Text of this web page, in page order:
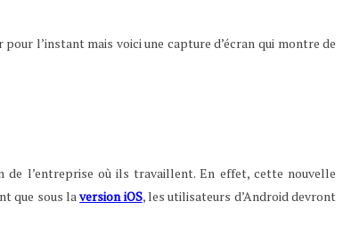
l’instant mais voici une capture d’écran qui montre de
l’entreprise où ils travaillent. En effet, cette nouvelle
que sous laversion iOS, les utilisateurs d’Android devront